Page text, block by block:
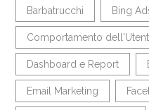
Barbatrucchi Bing
Comportamento
Dashboard e Report
Email Marketing